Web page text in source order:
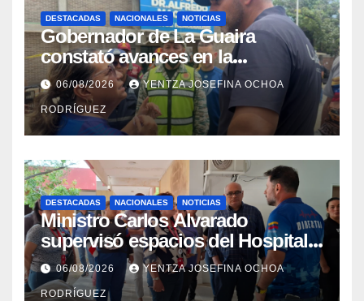
DESTACADAS NACIONALES NOTICIAS
Gobernador de La Guaira
constató avances en la
rehabilitación del Hospitalito de
Catia la Mar
06/08/2026 YENTZA JOSEFINA OCHOA
RODRÍGUEZ
DESTACADAS NACIONALES NOTICIAS
Ministro Carlos Alvarado
supervisó espacios del Hospital
Dermatológico Dr. Martín Vegas
en La Guaira
06/08/2026 YENTZA JOSEFINA OCHOA
RODRÍGUEZ